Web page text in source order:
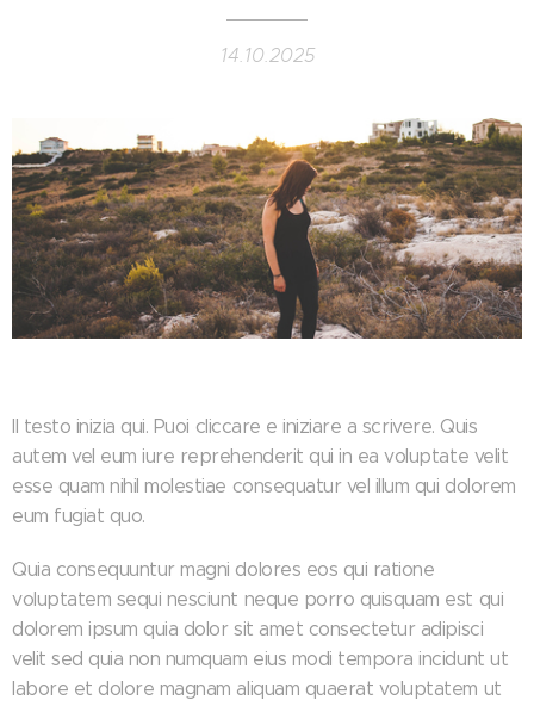
14.10.2025
Il testo inizia qui. Puoi cliccare e iniziare a scrivere. Quis
autem vel eum iure reprehenderit qui in ea voluptate velit
esse quam nihil molestiae consequatur vel illum qui dolorem
eum fugiat quo.
Quia consequuntur magni dolores eos qui ratione
voluptatem sequi nesciunt neque porro quisquam est qui
dolorem ipsum quia dolor sit amet consectetur adipisci
velit sed quia non numquam eius modi tempora incidunt ut
labore et dolore magnam aliquam quaerat voluptatem ut